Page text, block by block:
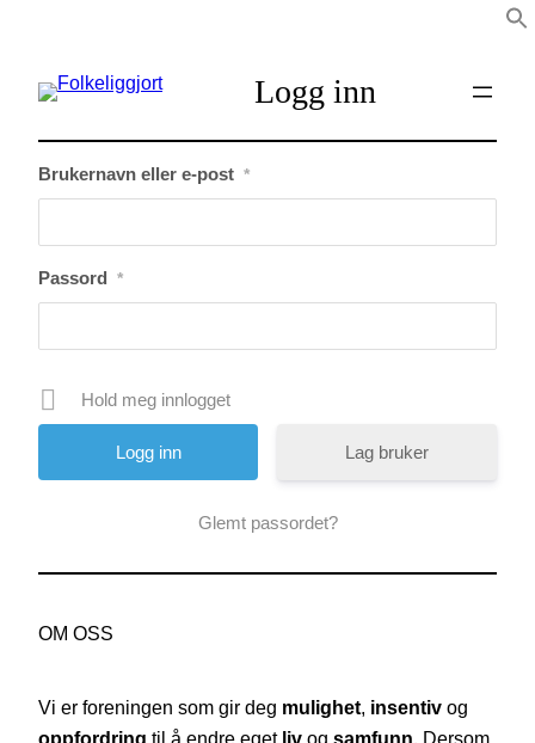
Logg inn
Brukernavn eller e-post *
Passord *
Hold meg innlogget
Lag bruker
Glemt passordet?
OM OSS
Vi er foreningen som gir deg mulighet, insentiv og
oppfordring til å endre eget liv og samfunn. Dersom